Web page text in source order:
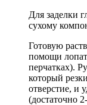
Для заделки
сухому
Готовую
помощи
перчатках).
который
отверстие, и
(достаточно